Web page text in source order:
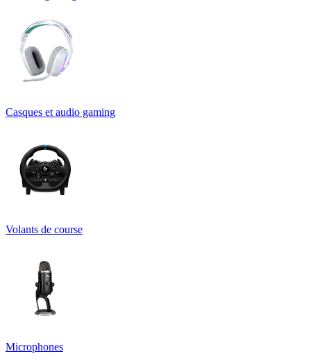
Casques et audio gaming
Volants de course
Microphones